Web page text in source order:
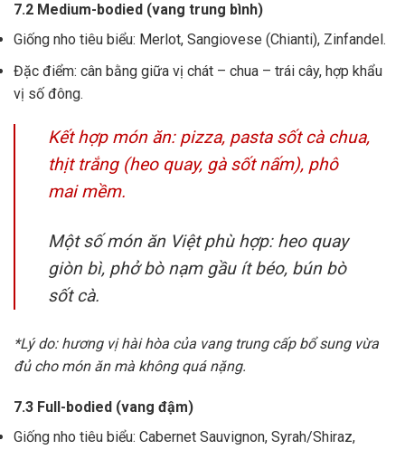
7.2 Medium-bodied (vang trung bình)
Giống nho tiêu biểu: Merlot, Sangiovese (Chianti), Zinfandel.
Đặc điểm: cân bằng giữa vị chát – chua – trái cây, hợp khẩu
vị số đông.
Kết hợp món ăn: pizza, pasta sốt cà chua,
thịt trắng (heo quay, gà sốt nấm), phô
mai mềm.
Một số món ăn Việt phù hợp: heo quay
giòn bì, phở bò nạm gầu ít béo, bún bò
sốt cà.
*Lý do: hương vị hài hòa của vang trung cấp bổ sung vừa
đủ cho món ăn mà không quá nặng.
7.3 Full-bodied (vang đậm)
Giống nho tiêu biểu: Cabernet Sauvignon, Syrah/Shiraz,